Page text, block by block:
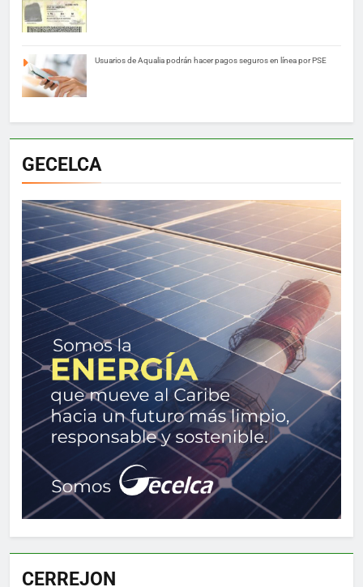
Usuarios de Aqualia podrán hacer pagos seguros en línea por PSE
GECELCA
CERREJON